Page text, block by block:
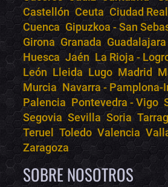
Castellón Ceuta Ciudad Real
Cuenca Gipuzkoa - San
Girona Granada Guadalajara
Huesca Jaén La Rioja -
León Lleida Lugo Madrid
Murcia Navarra - Pamplona-
Palencia Pontevedra - Vigo
Segovia Sevilla Soria
Teruel Toledo Valencia
Zaragoza
SOBRE NOSOTROS